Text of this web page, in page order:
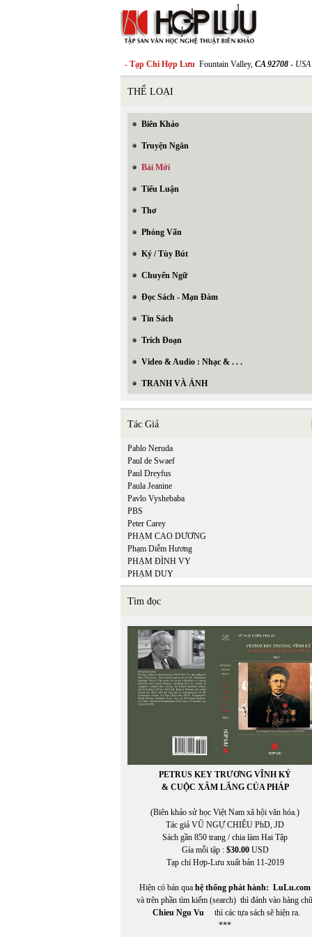
- Tạp Chí Hợp Lưu Fountain Valley, CA 92708 - USA
THỂ LOẠI
Biên Khảo
Truyện Ngắn
Bài Mới
Tiểu Luận
Thơ
Phỏng Vấn
Ký / Tùy Bút
Chuyển Ngữ
Đọc Sách - Mạn Đàm
Tin Sách
Trích Đoạn
Video & Audio : Nhạc & . . .
TRANH VÀ ẢNH
Tác Giả
Pablo Neruda
Paul de Swaef
Paul Dreyfus
Paula Jeanine
Pavlo Vyshebaba
PBS
Peter Carey
PHẠM CAO DƯƠNG
Phạm Diễm Hương
PHẠM ĐÌNH VY
PHẠM DUY
Phạm Hiền Mây
Phạm Hoàng Quân
PHẠM HỒNG SƠN
Phạm Mạnh Hào chuyển ngữ
PHẠM NGỌC CẢNH NAM
PHẠM NGỌC LƯƠNG
Phạm Phú Cường (chuyển ngữ)
Phạm Phương
PHẠM QUANG TRUNG
PHẠM THANH NGHIÊN
Phạm Tử Văn
PHẠM TUYỀN
PHẠM VŨ THỊNH
PHẠM VŨ THỊNH chuyển ngữ
Phạm Xuân Hy
Phạm Xuân Hy chuyển ngữ
PHẠM XUÂN NGUYÊN
Phan Hồng Giang
Phan Huyền Thư
PHAN NHẬT BẮC
Tìm đọc
PETRUS KEY TRƯƠNG VĨNH KÝ
& CUỘC XÂM LĂNG CỦA PHÁP
(Biên khảo sử học Việt Nam xã hội văn hóa.)
Tác giả VŨ NGỰ CHIÊU PhD, JD
Sách gần 850 trang / chia làm Hai Tập
Gía mỗi tập : $30.00USD
Tạp chí Hợp-Lưu xuất bản 11-2019
Hiện có bán qua hệ thống phát hành: LuLu.com
và trên phần tìm kiếm (search) thì đánh vào hàng
Chieu Ngu Vu thì các tựa sách sẽ hiện ra.
***